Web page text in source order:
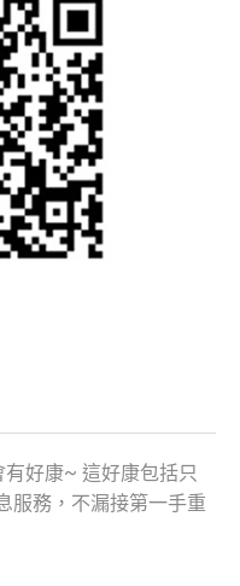
好康~ 這好康包括只
服務，不漏接第一手重